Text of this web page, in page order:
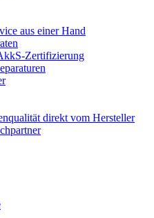
aus einer Hand
Zertifizierung
direkt vom Hersteller